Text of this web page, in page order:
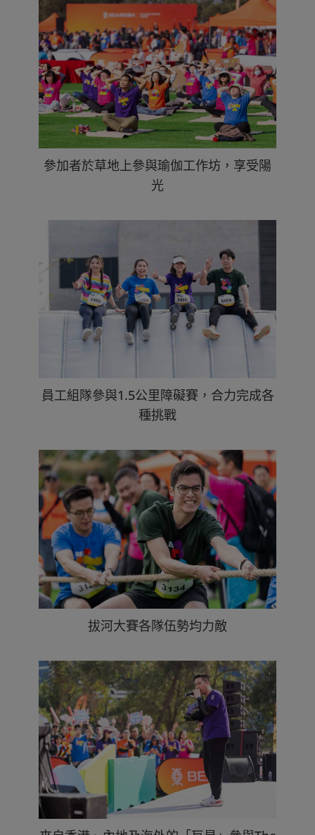
參加者於草地上參與瑜伽工作坊，享受陽
光
員工組隊參與1.5公里障礙賽，合力完成各
種挑戰
拔河大賽各隊伍勢均力敵